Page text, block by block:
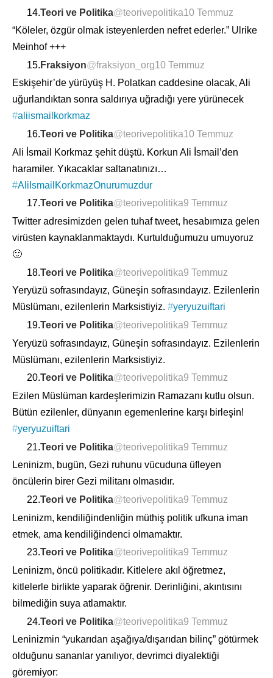
14.Teori ve Politika@teorivepolitika10 Temmuz
“Köleler, özgür olmak isteyenlerden nefret ederler.” Ulrike
Meinhof +++
15. Fraksiyon@fraksiyon_org10 Temmuz
Eskişehir’de yürüyüş H. Polatkan caddesine olacak, Ali
uğurlandıktan sonra saldırıya uğradığı yere yürünecek
#aliismailkorkmaz
16.Teori ve Politika@teorivepolitika10 Temmuz
Ali İsmail Korkmaz şehit düştü. Korkun Ali İsmail’den
haramiler. Yıkacaklar saltanatınızı…
#AliIsmailKorkmazOnurumuzdur
17.Teori ve Politika@teorivepolitika9 Temmuz
Twitter adresimizden gelen tuhaf tweet, hesabımıza gelen
virüsten kaynaklanmaktaydı. Kurtulduğumuzu umuyoruz
🙂
18.Teori ve Politika@teorivepolitika9 Temmuz
Yeryüzü sofrasındayız, Güneşin sofrasındayız. Ezilenlerin
Müslümanı, ezilenlerin Marksistiyiz. #yeryuzuiftari
19.Teori ve Politika@teorivepolitika9 Temmuz
Yeryüzü sofrasındayız, Güneşin sofrasındayız. Ezilenlerin
Müslümanı, ezilenlerin Marksistiyiz.
20.Teori ve Politika@teorivepolitika9 Temmuz
Ezilen Müslüman kardeşlerimizin Ramazanı kutlu olsun.
Bütün ezilenler, dünyanın egemenlerine karşı birleşin!
#yeryuzuiftari
21.Teori ve Politika@teorivepolitika9 Temmuz
Leninizm, bugün, Gezi ruhunu vücuduna üfleyen
öncülerin birer Gezi militanı olmasıdır.
22.Teori ve Politika@teorivepolitika9 Temmuz
Leninizm, kendiliğindenliğin müthiş politik ufkuna iman
etmek, ama kendiliğindenci olmamaktır.
23.Teori ve Politika@teorivepolitika9 Temmuz
Leninizm, öncü politikadır. Kitlelere akıl öğretmez,
kitlelerle birlikte yaparak öğrenir. Derinliğini, akıntısını
bilmediğin suya atlamaktır.
24.Teori ve Politika@teorivepolitika9 Temmuz
Leninizmin “yukarıdan aşağıya/dışarıdan bilinç” götürmek
olduğunu sananlar yanılıyor, devrimci diyalektiği
göremiyor: